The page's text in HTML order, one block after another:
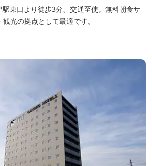
駅東口より徒歩3分、交通至使。無料朝食サ
光の拠点として最適です。